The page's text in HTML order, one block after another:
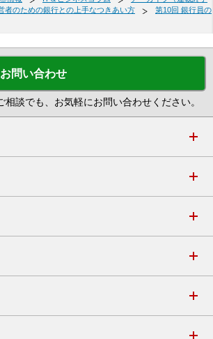
者のための銀行との上手なつきあい方
第10回 銀行員の
問い合わせ
談でも、お気軽にお問い合わせください。